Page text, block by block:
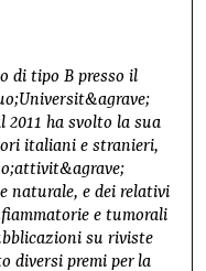
di tipo B presso il
2011 ha svolto la sua
italiani e stranieri,
naturale, e dei relativi
e tumorali
su riviste
diversi premi per la